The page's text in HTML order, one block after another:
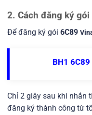
2. Cách đăng ký
Để đăng ký gói 6C89
BH1 6C89
Chỉ 2 giây sau khi nhắn
đăng ký thành công từ